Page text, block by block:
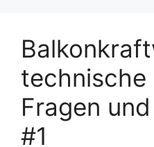
technische
Fragen
#1